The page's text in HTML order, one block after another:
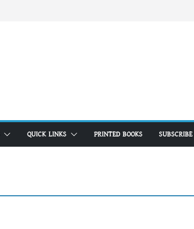
QUICK LINKS PRINTED BOOKS SUBSCRIBE